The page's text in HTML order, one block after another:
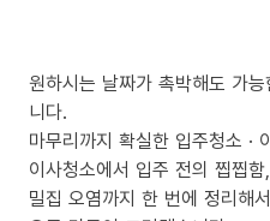
원하시는 날짜가 촉박해도 가
니다.
마무리까지 확실한 입주청소 ·
이사청소에서 입주 전의 찝찝
밀집 오염까지 한 번에 정리해